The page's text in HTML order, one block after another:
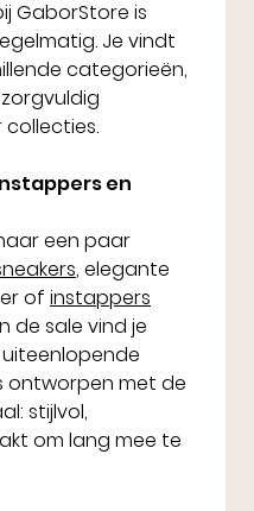
GaborStore is
Je vindt
categorieën,
en
een paar
, elegante
of instappers
de sale vind je
ontworpen met de
stijlvol,
om lang mee te